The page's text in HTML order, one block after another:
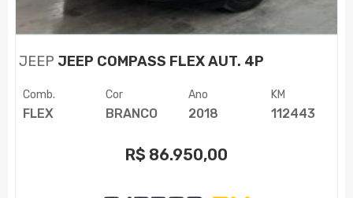
JEEP JEEP COMPASS FLEX AUT. 4P
Comb.
FLEX
Cor
BRANCO
Ano
2018
KM
112443
R$ 86.950,00